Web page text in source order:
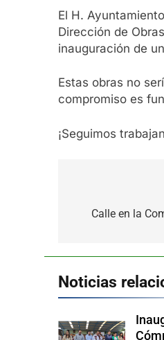
El H.
Dirección de
inauguración de
Estas obras no
compromiso es
¡Seguimos
Calle en la
Noticias